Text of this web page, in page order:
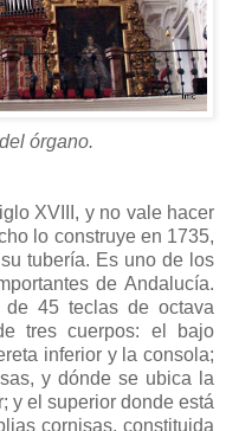
órgano.
XVIII, y no vale hacer
lo construye en 1735,
tubería. Es uno de los
de Andalucía.
de 45 teclas de octava
tres cuerpos: el bajo
inferior y la consola;
y dónde se ubica la
y el superior donde está
cornisas, constituida